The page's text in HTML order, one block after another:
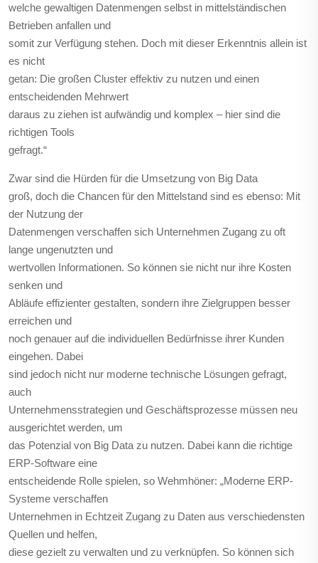
welche gewaltigen Datenmengen selbst in mittelständischen
Betrieben anfallen und
somit zur Verfügung stehen. Doch mit dieser Erkenntnis allein ist
es nicht
getan: Die großen Cluster effektiv zu nutzen und einen
entscheidenden Mehrwert
daraus zu ziehen ist aufwändig und komplex – hier sind die
richtigen Tools
gefragt.“
Zwar sind die Hürden für die Umsetzung von Big Data
groß, doch die Chancen für den Mittelstand sind es ebenso: Mit
der Nutzung der
Datenmengen verschaffen sich Unternehmen Zugang zu oft
lange ungenutzten und
wertvollen Informationen. So können sie nicht nur ihre Kosten
senken und
Abläufe effizienter gestalten, sondern ihre Zielgruppen besser
erreichen und
noch genauer auf die individuellen Bedürfnisse ihrer Kunden
eingehen. Dabei
sind jedoch nicht nur moderne technische Lösungen gefragt,
auch
Unternehmensstrategien und Geschäftsprozesse müssen neu
ausgerichtet werden, um
das Potenzial von Big Data zu nutzen. Dabei kann die richtige
ERP-Software eine
entscheidende Rolle spielen, so Wehmhöner: „Moderne ERP-
Systeme verschaffen
Unternehmen in Echtzeit Zugang zu Daten aus verschiedensten
Quellen und helfen,
diese gezielt zu verwalten und zu verknüpfen. So können sich